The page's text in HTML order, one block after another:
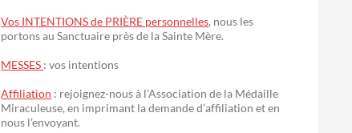
Vos INTENTIONS de PRIÈRE personnelles, nous les
portons au Sanctuaire près de la Sainte Mère.
MESSES : vos intentions
Affiliation : rejoignez-nous à l’Association de la Médaille
Miraculeuse, en imprimant la demande d’affiliation et en
nous l’envoyant.